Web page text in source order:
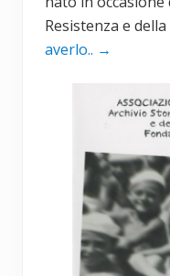
Resistenza e
averlo.. →